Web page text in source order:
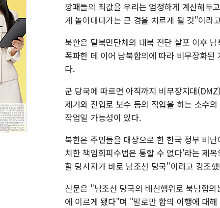
깡패들의 죄값을 우리는 엄정하게 계산해두
게 놀아대다가는 큰 경을 치르게 될 것"이라
북한은 탈북민단체의 대북 전단 살포 이후
폭파한 데 이어 남북합의에 따라 비무장화
다.
군 당국에 따르면 아직까지 비무장지대
제거와 진입로 보수 등의 작업을 하는 소수
작업일 가능성이 있다.
북한은 주민들을 대상으로 한 한국 정부 비
치한 책임회피수법은 통할 수 없다'라는 제
할 당사자가 바로 남조선 당국"이라고 강조
신문은 "남조선 당국의 배신행위로 북남합
에 이르게 됐다"며 "말로만 합의 이행에 대